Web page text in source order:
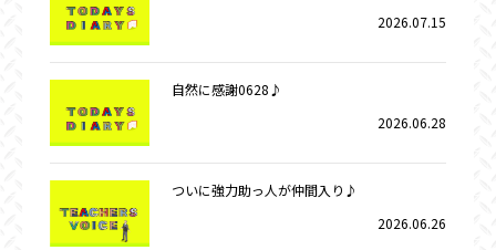
2026.07.15
自然に感謝0628♪
2026.06.28
ついに強力助っ人が仲間入り♪
2026.06.26